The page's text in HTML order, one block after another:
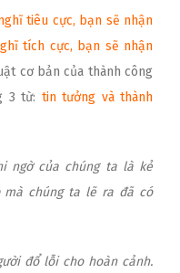
tiêu cực, bạn sẽ nhận
tích cực, bạn sẽ nhận
cơ bản của thành công
3 từ: tin tưởng và thành
ngờ của chúng ta là kẻ
mà chúng ta lẽ ra đã có
đổ lỗi cho hoàn cảnh.